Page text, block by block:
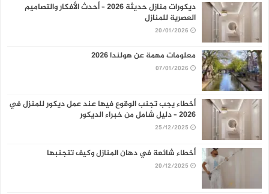
ديكورات منازل حديثة 2026 – أحدث الأفكار والتصاميم
العصرية للمنازل
20/01/2026
معلومات مهمة عن هولندا 2026
07/01/2026
أخطاء يجب تجنب الوقوع فيها عند عمل ديكور للمنزل في
2026 – دليل شامل من خبراء الديكور
25/12/2025
أخطاء شائعة في دهان المنازل وكيف تتجنبها
20/12/2025